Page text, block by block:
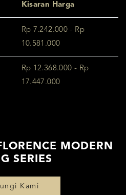
Kisaran Harga
Rp 7.242.000 - Rp
10.581.000
Rp 12.368.000 - Rp
17.447.000
MODERN
SERIES
Kami